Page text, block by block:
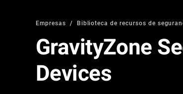
Empresas Biblioteca de recursos de
GravityZone
Devices